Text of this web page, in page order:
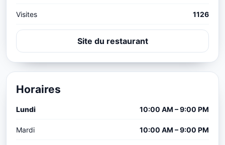
Visites 1126
Site du restaurant
Horaires
Lundi 10:00 AM – 9:00 PM
Mardi 10:00 AM – 9:00 PM